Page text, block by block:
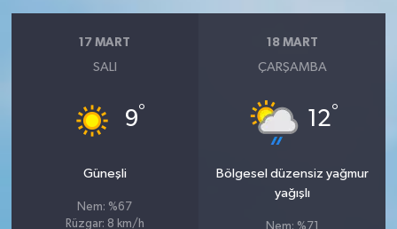
17 MART
SALI
9°
Güneşli
Nem: %67
Rüzgar: 8 km/h
18 MART
ÇARŞAMBA
12°
Bölgesel düzensiz yağmur
yağışlı
Nem: %71